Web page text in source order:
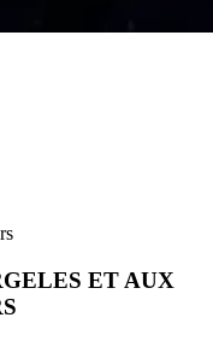
ET AUX